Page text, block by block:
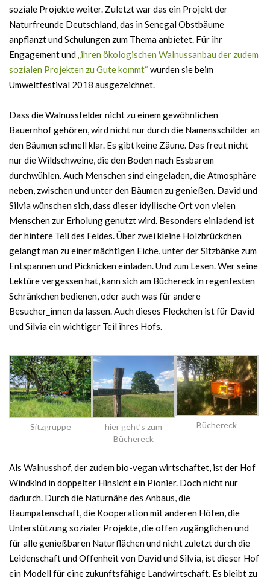
soziale Projekte weiter. Zuletzt war das ein Projekt der
Naturfreunde Deutschland, das in Senegal Obstbäume
anpflanzt und Schulungen zum Thema anbietet. Für ihr
Engagement und„ihren ökologischen Walnussanbau der zudem
sozialen Projekten zu Gute kommt“wurden sie beim
Umweltfestival 2018 ausgezeichnet.
Dass die Walnussfelder nicht zu einem gewöhnlichen
Bauernhof gehören, wird nicht nur durch die Namensschilder an
den Bäumen schnell klar. Es gibt keine Zäune. Das freut nicht
nur die Wildschweine, die den Boden nach Essbarem
durchwühlen. Auch Menschen sind eingeladen, die Atmosphäre
neben, zwischen und unter den Bäumen zu genießen. David und
Silvia wünschen sich, dass dieser idyllische Ort von vielen
Menschen zur Erholung genutzt wird. Besonders einladend ist
der hintere Teil des Feldes. Über zwei kleine Holzbrückchen
gelangt man zu einer mächtigen Eiche, unter der Sitzbänke zum
Entspannen und Picknicken einladen. Und zum Lesen. Wer seine
Lektüre vergessen hat, kann sich am Büchereck in regenfesten
Schränkchen bedienen, oder auch was für andere
Besucher_innen da lassen. Auch dieses Fleckchen ist für David
und Silvia ein wichtiger Teil ihres Hofs.
Sitzgruppe
hier geht’s zum
Büchereck
Büchereck
Als Walnusshof, der zudem bio-vegan wirtschaftet, ist der Hof
Windkind in doppelter Hinsicht ein Pionier. Doch nicht nur
dadurch. Durch die Naturnähe des Anbaus, die
Baumpatenschaft, die Kooperation mit anderen Höfen, die
Unterstützung sozialer Projekte, die offen zugänglichen und
für alle genießbaren Naturflächen und nicht zuletzt durch die
Leidenschaft und Offenheit von David und Silvia, ist dieser Hof
ein Modell für eine zukunftsfähige Landwirtschaft. Es bleibt zu